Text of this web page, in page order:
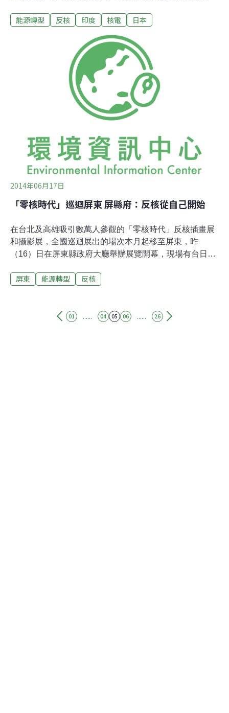
的隱憂。 印度反核運動者Kumar Sundaram為此前往日本
說，向台灣揭露國際間核電與核武「綑綁」，包括為了讓
美、日輸入核電，核試爆可免於制裁，為了蓋核電，讓底
層人民承受破遷等不義對待等真相。雖然在1968年英國、
美國、蘇聯和其他59個國家締結了《不擴散核武器條約》
（NPT ，Treaty on the Non-Proliferation of Nuclear
Weapons）承諾防止核擴散，推動核裁軍和促進和平利用
核能的國際合作。但印度、巴基斯坦和以色列都沒有簽
斯坦不斷投入軍事競賽。核試
能源轉型 反核 印度 核電 日本
2014年06月17日
「零核時代」巡迴屏東 屏縣府：反核從自己開始
在台北及高雄吸引數萬人參觀的「零核時代」反核插畫展
和攝影展，全國巡迴展出的場次本月起移至屏東，昨
（16）日在屏東縣政府大廳舉辦展覽開幕，現場有台日藝
民行動聯盟秘書展崔愫欣說，這是一場以不同的藝術形式
應該共同思考未來可能面對的問題。台灣南部唯一一座核
屏東 能源轉型 反核
01 ...... 04 05 06 ...... 26